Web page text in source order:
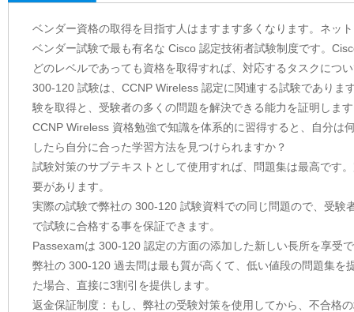
ベンダー資格の取得を目指す人はますます多くなります。ネッ
ベンダー試験で最も有名な Cisco 認定技術者試験制度です。
どのレベルであっても資格を取得すれば、対応するタスクにつ
300-120 試験は、CCNP Wireless 認定に関連する試験であり
験を取得と、受験者の多くの問題を解決できる能力を証明しま
CCNP Wireless 資格勉強で知識を体系的に習得すると、自分
したら自分に合った学習方法を見つけられますか？
試験対策のサブテキストとして使用すれば、問題集は最高です
要があります。
実際の試験で弊社の 300-120 試験資料での同じ問題ので、受
で試験に合格する事を保証できます。
Passexamは 300-120 認定の方面の添加した新しい長所を享受
弊社の 300-120 過去問は最も質が高くて、低い値段の問題集
た場合、直接に3割引を提供します。
返金保証制度：もし、弊社の受験対策を使用してから、不合格